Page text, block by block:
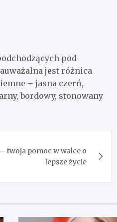
pod
jest różnica
– jasna czerń,
bordowy, stonowany
twoja pomoc w walce o
lepsze życie